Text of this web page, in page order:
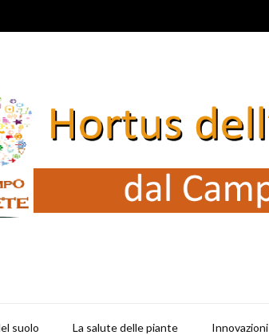
suolo La salute delle piante Innovazioni